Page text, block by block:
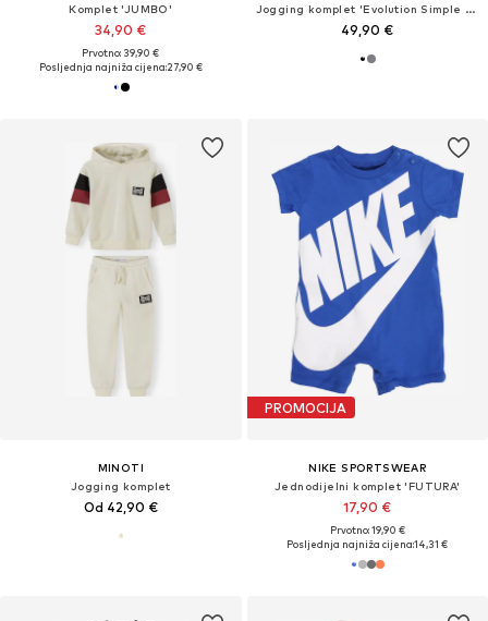
Komplet 'JUMBO'
34,90 €
Prvotno: 39,90 €
Posljednja najniža cijena:27,90 €
Jogging komplet 'Evolution Simple Dome'
49,90 €
MINOTI
Jogging komplet
Od 42,90 €
PROMOCIJA
NIKE SPORTSWEAR
Jednodijelni komplet 'FUTURA'
17,90 €
Prvotno: 19,90 €
Posljednja najniža cijena:14,31 €